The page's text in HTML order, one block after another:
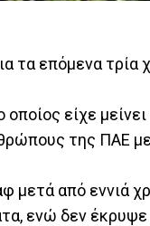
τα επόμενα τρία
είχε
της ΠΑΕ με
μετά από εννιά
ενώ δεν